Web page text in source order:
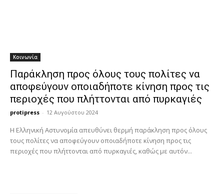
Κοινωνία
Παράκληση προς όλους τους πολίτες να
αποφεύγουν οποιαδήποτε κίνηση προς τις
περιοχές που πλήττονται από πυρκαγιές
protipress - 12 Αυγούστου 2024
Η Ελληνική Αστυνομία απευθύνει θερμή παράκληση προς όλους
τους πολίτες να αποφεύγουν οποιαδήποτε κίνηση προς τις
περιοχές που πλήττονται από πυρκαγιές, καθώς με αυτόν...